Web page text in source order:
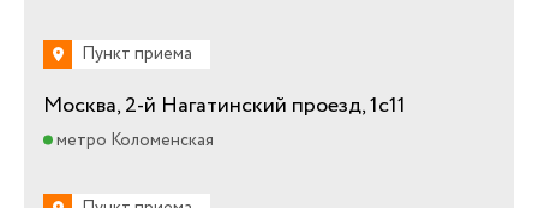
Пункт приема
Москва, 2-й Нагатинский проезд, 1с11
метро Коломенская